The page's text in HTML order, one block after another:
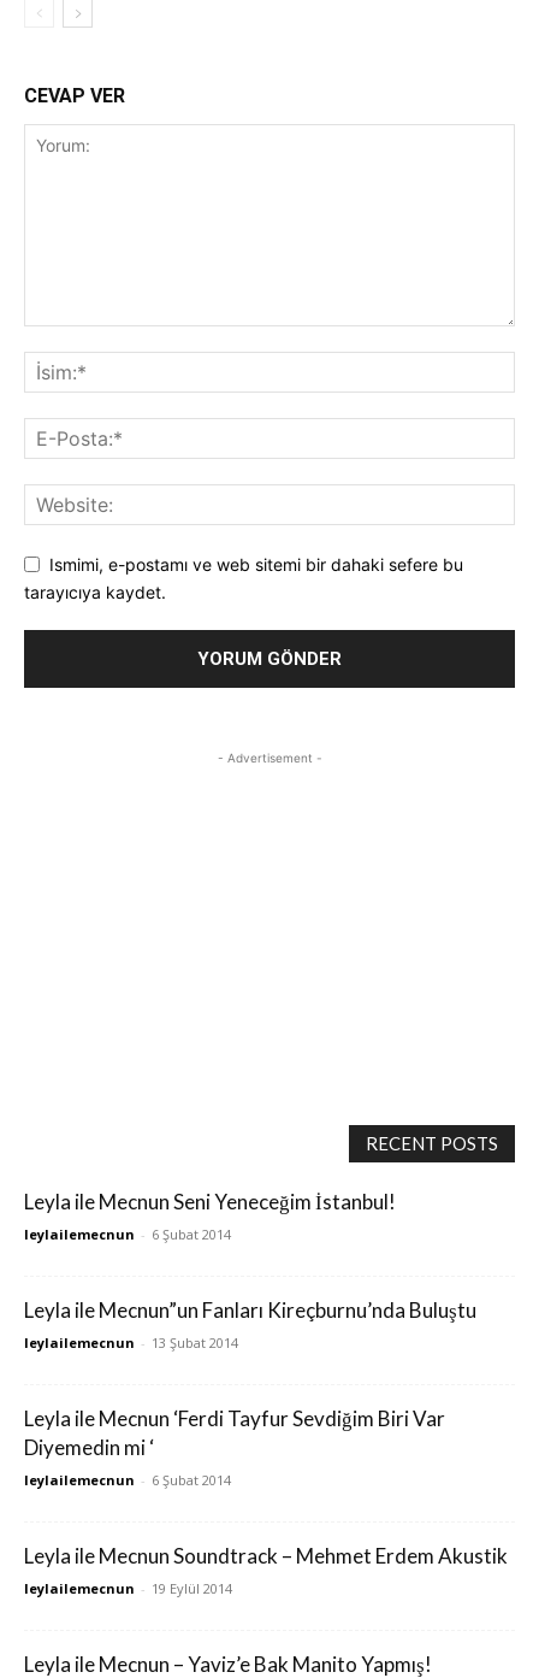
CEVAP VER
Ismimi, e-postamı ve web sitemi bir dahaki sefere bu
tarayıcıya kaydet.
- Advertisement -
RECENT POSTS
Leyla ile Mecnun Seni Yeneceğim İstanbul!
leylailemecnun - 6 Şubat 2014
Leyla ile Mecnun”un Fanları Kireçburnu’nda Buluştu
leylailemecnun - 13 Şubat 2014
Leyla ile Mecnun ‘Ferdi Tayfur Sevdiğim Biri Var
Diyemedin mi ‘
leylailemecnun - 6 Şubat 2014
Leyla ile Mecnun Soundtrack – Mehmet Erdem Akustik
leylailemecnun - 19 Eylül 2014
Leyla ile Mecnun – Yaviz’e Bak Manito Yapmış!